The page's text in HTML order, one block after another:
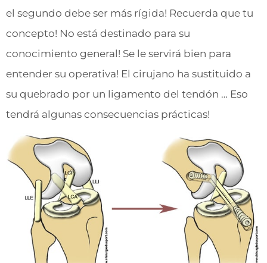
el segundo debe ser más rígida! Recuerda que tu
concepto! No está destinado para su
conocimiento general! Se le servirá bien para
entender su operativa! El cirujano ha sustituido a
su quebrado por un ligamento del tendón … Eso
tendrá algunas consecuencias prácticas!